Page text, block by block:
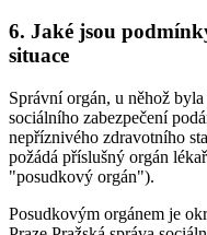
6. Jaké jsou
situace
Správní orgán, u něhož
sociálního zabezpečení
nepříznivého zdravotního
požádá příslušný orgán
"posudkový orgán").
Posudkovým orgánem je